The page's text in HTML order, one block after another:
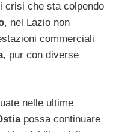
crisi che sta colpendo
, nel Lazio non
commerciali
, pur con diverse
nelle ultime
possa continuare